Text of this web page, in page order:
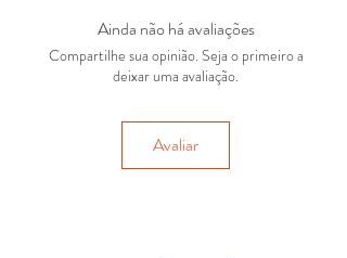
Ainda não há avaliações
Compartilhe sua opinião. Seja o primeiro a
deixar uma avaliação.
Avaliar